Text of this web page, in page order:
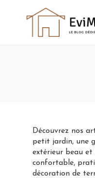
Découvrez nos
petit jardin, une
extérieur beau et
confortable,
décoration de